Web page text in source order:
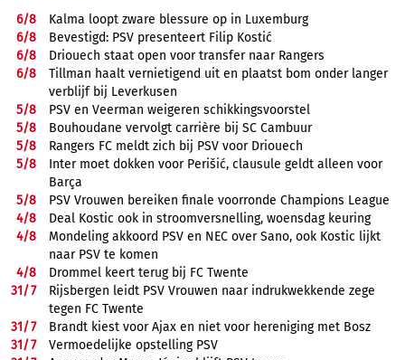
6/8
Kalma loopt zware blessure op in Luxemburg
6/8
Bevestigd: PSV presenteert Filip Kostić
6/8
Driouech staat open voor transfer naar Rangers
6/8
Tillman haalt vernietigend uit en plaatst bom onder langer
verblijf bij Leverkusen
5/8
PSV en Veerman weigeren schikkingsvoorstel
5/8
Bouhoudane vervolgt carrière bij SC Cambuur
5/8
Rangers FC meldt zich bij PSV voor Driouech
5/8
Inter moet dokken voor Perišić, clausule geldt alleen voor
Barça
5/8
PSV Vrouwen bereiken finale voorronde Champions League
4/8
Deal Kostic ook in stroomversnelling, woensdag keuring
4/8
Mondeling akkoord PSV en NEC over Sano, ook Kostic lijkt
naar PSV te komen
4/8
Drommel keert terug bij FC Twente
31/7
Rijsbergen leidt PSV Vrouwen naar indrukwekkende zege
tegen FC Twente
31/7
Brandt kiest voor Ajax en niet voor hereniging met Bosz
31/7
Vermoedelijke opstelling PSV